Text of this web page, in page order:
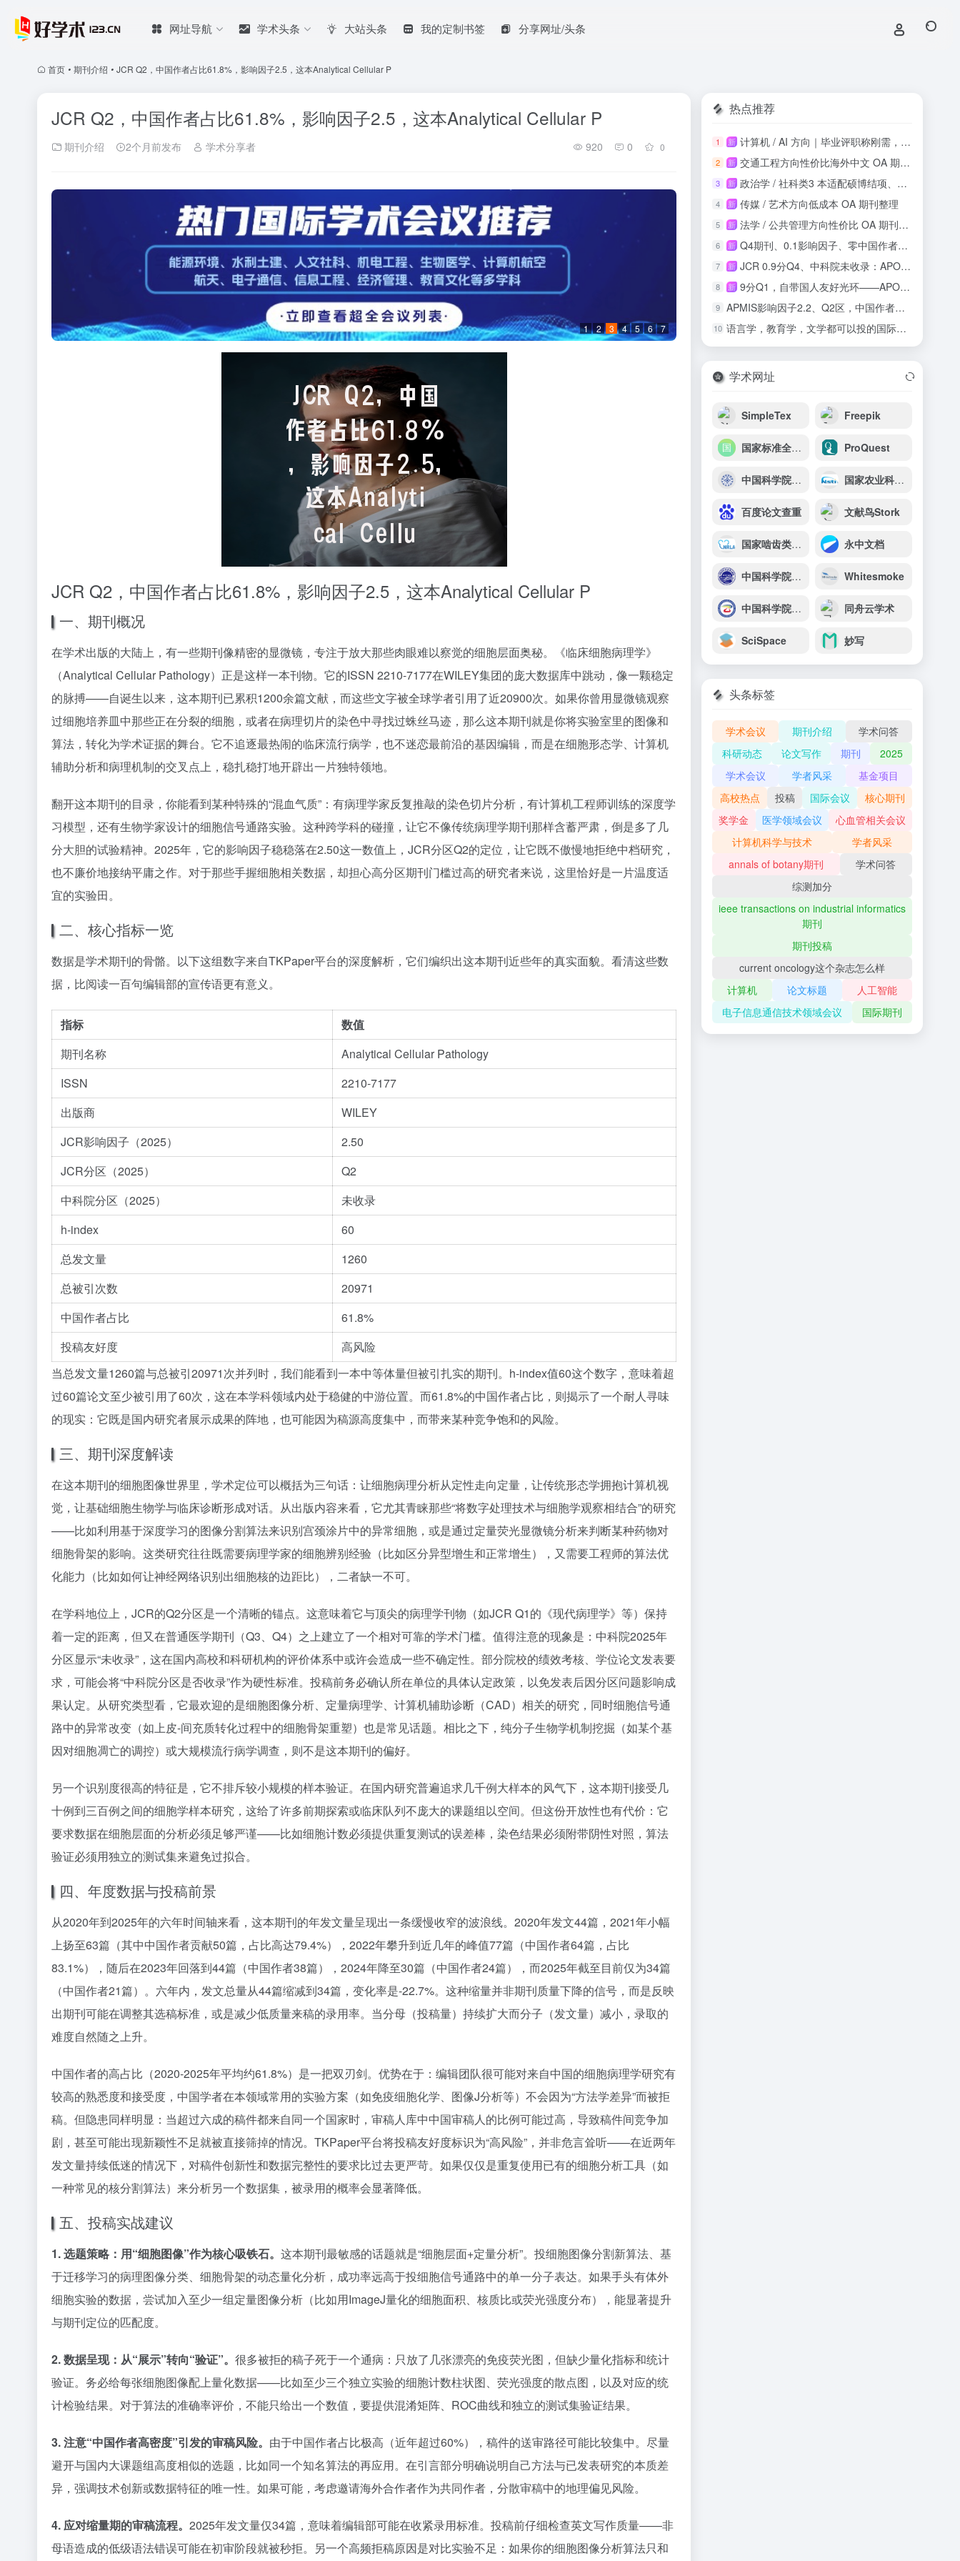
网址导航 学术头条 大站头条 我的定制书签 分享网址/头条
首页 • 期刊介绍 • JCR Q2，中国作者占比61.8%，影响因子2.5，这本Analytical Cellular P
JCR Q2，中国作者占比61.8%，影响因子2.5，这本Analytical Cellular P
期刊介绍 2个月前发布 学术分享者 920 0 0
1 2 3 4 5 6 7
JCR Q2，中国作者占比61.8%，影响因子2.5，这本Analytical Cellular P
一、期刊概况
在学术出版的大陆上，有一些期刊像精密的显微镜，专注于放大那些肉眼难以察觉的细胞层面奥秘。《临床细胞病理学》
（Analytical Cellular Pathology）正是这样一本刊物。它的ISSN 2210-7177在WILEY集团的庞大数据库中跳动，像一颗稳定
的脉搏——自诞生以来，这本期刊已累积1200余篇文献，而这些文字被全球学者引用了近20900次。如果你曾用显微镜观察
过细胞培养皿中那些正在分裂的细胞，或者在病理切片的染色中寻找过蛛丝马迹，那么这本期刊就是你将实验室里的图像和
算法，转化为学术证据的舞台。它不追逐最热闹的临床流行病学，也不迷恋最前沿的基因编辑，而是在细胞形态学、计算机
辅助分析和病理机制的交叉点上，稳扎稳打地开辟出一片独特领地。
翻开这本期刊的目录，你能看到某种特殊的“混血气质”：有病理学家反复推敲的染色切片分析，有计算机工程师训练的深度学
习模型，还有生物学家设计的细胞信号通路实验。这种跨学科的碰撞，让它不像传统病理学期刊那样含蓄严肃，倒是多了几
分大胆的试验精神。2025年，它的影响因子稳稳落在2.50这一数值上，JCR分区Q2的定位，让它既不傲慢地拒绝中档研究，
也不廉价地接纳平庸之作。对于那些手握细胞相关数据，却担心高分区期刊门槛过高的研究者来说，这里恰好是一片温度适
宜的实验田。
二、核心指标一览
数据是学术期刊的骨骼。以下这组数字来自TKPaper平台的深度解析，它们编织出这本期刊近些年的真实面貌。看清这些数
据，比阅读一百句编辑部的宣传语更有意义。
指标
数值
期刊名称
Analytical Cellular Pathology
ISSN
2210-7177
出版商
WILEY
JCR影响因子（2025）
2.50
JCR分区（2025）
Q2
中科院分区（2025）
未收录
h-index
60
总发文量
1260
总被引次数
20971
中国作者占比
61.8%
投稿友好度
高风险
当总发文量1260篇与总被引20971次并列时，我们能看到一本中等体量但被引扎实的期刊。h-index值60这个数字，意味着超
过60篇论文至少被引用了60次，这在本学科领域内处于稳健的中游位置。而61.8%的中国作者占比，则揭示了一个耐人寻味
的现实：它既是国内研究者展示成果的阵地，也可能因为稿源高度集中，而带来某种竞争饱和的风险。
三、期刊深度解读
在这本期刊的细胞图像世界里，学术定位可以概括为三句话：让细胞病理分析从定性走向定量，让传统形态学拥抱计算机视
觉，让基础细胞生物学与临床诊断形成对话。从出版内容来看，它尤其青睐那些“将数字处理技术与细胞学观察相结合”的研究
——比如利用基于深度学习的图像分割算法来识别宫颈涂片中的异常细胞，或是通过定量荧光显微镜分析来判断某种药物对
细胞骨架的影响。这类研究往往既需要病理学家的细胞辨别经验（比如区分异型增生和正常增生），又需要工程师的算法优
化能力（比如如何让神经网络识别出细胞核的边距比），二者缺一不可。
在学科地位上，JCR的Q2分区是一个清晰的锚点。这意味着它与顶尖的病理学刊物（如JCR Q1的《现代病理学》等）保持
着一定的距离，但又在普通医学期刊（Q3、Q4）之上建立了一个相对可靠的学术门槛。值得注意的现象是：中科院2025年
分区显示“未收录”，这在国内高校和科研机构的评价体系中或许会造成一些不确定性。部分院校的绩效考核、学位论文发表要
求，可能会将“中科院分区是否收录”作为硬性标准。投稿前务必确认所在单位的具体认定政策，以免发表后因分区问题影响成
果认定。从研究类型看，它最欢迎的是细胞图像分析、定量病理学、计算机辅助诊断（CAD）相关的研究，同时细胞信号通
路中的异常改变（如上皮-间充质转化过程中的细胞骨架重塑）也是常见话题。相比之下，纯分子生物学机制挖掘（如某个基
因对细胞凋亡的调控）或大规模流行病学调查，则不是这本期刊的偏好。
另一个识别度很高的特征是，它不排斥较小规模的样本验证。在国内研究普遍追求几千例大样本的风气下，这本期刊接受几
十例到三百例之间的细胞学样本研究，这给了许多前期探索或临床队列不庞大的课题组以空间。但这份开放性也有代价：它
要求数据在细胞层面的分析必须足够严谨——比如细胞计数必须提供重复测试的误差棒，染色结果必须附带阴性对照，算法
验证必须用独立的测试集来避免过拟合。
四、年度数据与投稿前景
从2020年到2025年的六年时间轴来看，这本期刊的年发文量呈现出一条缓慢收窄的波浪线。2020年发文44篇，2021年小幅
上扬至63篇（其中中国作者贡献50篇，占比高达79.4%），2022年攀升到近几年的峰值77篇（中国作者64篇，占比
83.1%），随后在2023年回落到44篇（中国作者38篇），2024年降至30篇（中国作者24篇），而2025年截至目前仅为34篇
（中国作者21篇）。六年内，发文总量从44篇缩减到34篇，变化率是-22.7%。这种缩量并非期刊质量下降的信号，而是反映
出期刊可能在调整其选稿标准，或是减少低质量来稿的录用率。当分母（投稿量）持续扩大而分子（发文量）减小，录取的
难度自然随之上升。
中国作者的高占比（2020-2025年平均约61.8%）是一把双刃剑。优势在于：编辑团队很可能对来自中国的细胞病理学研究有
较高的熟悉度和接受度，中国学者在本领域常用的实验方案（如免疫细胞化学、图像J分析等）不会因为“方法学差异”而被拒
稿。但隐患同样明显：当超过六成的稿件都来自同一个国家时，审稿人库中中国审稿人的比例可能过高，导致稿件间竞争加
剧，甚至可能出现新颖性不足就被直接筛掉的情况。TKPaper平台将投稿友好度标识为“高风险”，并非危言耸听——在近两年
发文量持续低迷的情况下，对稿件创新性和数据完整性的要求比过去更严苛。如果仅仅是重复使用已有的细胞分析工具（如
一种常见的核分割算法）来分析另一个数据集，被录用的概率会显著降低。
五、投稿实战建议
1. 选题策略：用“细胞图像”作为核心吸铁石。 这本期刊最敏感的话题就是“细胞层面+定量分析”。投细胞图像分割新算法、基
于迁移学习的病理图像分类、细胞骨架的动态量化分析，成功率远高于投细胞信号通路中的单一分子表达。如果手头有体外
细胞实验的数据，尝试加入至少一组定量图像分析（比如用ImageJ量化的细胞面积、核质比或荧光强度分布），能显著提升
与期刊定位的匹配度。
2. 数据呈现：从“展示”转向“验证”。 很多被拒的稿子死于一个通病：只放了几张漂亮的免疫荧光图，但缺少量化指标和统计
验证。务必给每张细胞图像配上量化数据——比如至少三个独立实验的细胞计数柱状图、荧光强度的散点图，以及对应的统
计检验结果。对于算法的准确率评价，不能只给出一个数值，要提供混淆矩阵、ROC曲线和独立的测试集验证结果。
3. 注意“中国作者高密度”引发的审稿风险。 由于中国作者占比极高（近年超过60%），稿件的送审路径可能比较集中。尽量
避开与国内大课题组高度相似的选题，比如同一个知名算法的再应用。在引言部分明确说明自己方法与已发表研究的本质差
异，强调技术创新或数据特征的唯一性。如果可能，考虑邀请海外合作者作为共同作者，分散审稿中的地理偏见风险。
4. 应对缩量期的审稿流程。 2025年发文量仅34篇，意味着编辑部可能在收紧录用标准。投稿前仔细检查英文写作质量——非
母语造成的低级语法错误可能在初审阶段就被秒拒。另一个高频拒稿原因是对比实验不足：如果你的细胞图像分析算法只和
热点推荐
1 新 计算机 / AI 方向｜毕业评职称刚需，知网稳定收录
2 新 交通工程方向性价比海外中文 OA 期刊投稿整理
3 新 政治学 / 社科类3 本适配硕博结项、课程论文
4 新 传媒 / 艺术方向低成本 OA 期刊整理
5 新 法学 / 公共管理方向性价比 OA 期刊整理
6 新 Q4期刊、0.1影响因子、零中国作者：这本SSCI收录吗？
7 新 JCR 0.9分Q4、中科院未收录：APOS正畸期刊投稿风险与机会实测
8 新 9分Q1，自带国人友好光环——APOPTOSIS影响因子再攀新高
9 APMIS影响因子2.2、Q2区，中国作者占比21.9%，这本刊值得投吗？
10 语言学，教育学，文学都可以投的国际期刊
学术网址
SimpleTex Freepik
国家标准全文公开系统 ProQuest
中国科学院天津工业生物技术研究所 国家农业科学数据中心
百度论文查重 文献鸟Stork
国家啮齿类实验动物资源库 永中文档
中国科学院海洋研究所 Whitesmoke
中国科学院西北高原生物研究所 同舟云学术
SciSpace 妙写
头条标签
学术会议 期刊介绍
学术问答
科研动态
论文写作 期刊
2025
学术会议
学者风采
基金项目
高校热点
投稿 国际会议
核心期刊
奖学金
医学领域会议
心血管相关会议
计算机科学与技术
学者风采
annals of botany期刊
学术问答
综测加分
ieee transactions on industrial informatics
期刊
期刊投稿
current oncology这个杂志怎么样
计算机
论文标题
人工智能
电子信息通信技术领域会议
国际期刊